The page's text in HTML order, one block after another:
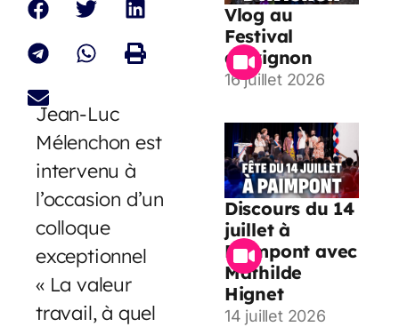
Jean-Luc
Mélenchon est
intervenu à
l’occasion d’un
colloque
exceptionnel
« La valeur
travail, à quel
Vlog au
Festival
d’Avignon
16 juillet 2026
Discours du 14
juillet à
Paimpont avec
Mathilde
Hignet
14 juillet 2026